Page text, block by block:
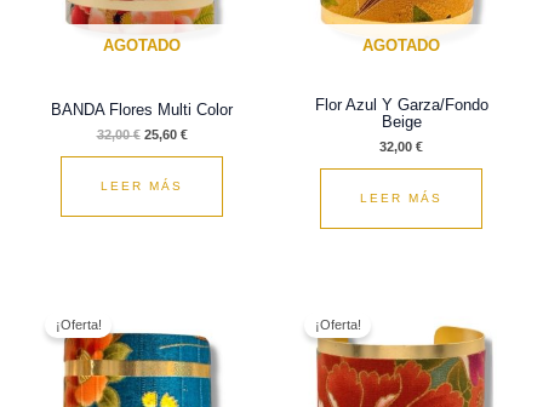
AGOTADO
BANDA Flores Multi Color
32,00€ 25,60 €
LEER MÁS
AGOTADO
Flor Azul Y Garza/Fondo
Beige
32,00 €
LEER MÁS
¡Oferta!
original
era:
32,00 €.
actual
es:
25,60 €.
¡Oferta!
original
era:
32,00 €.
actual
es:
25,60 €.